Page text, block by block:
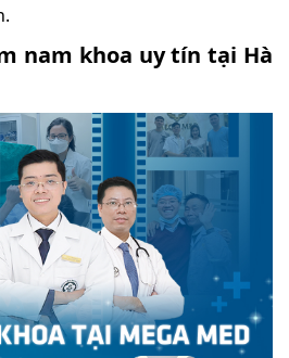
nam khoa uy tín tại Hà